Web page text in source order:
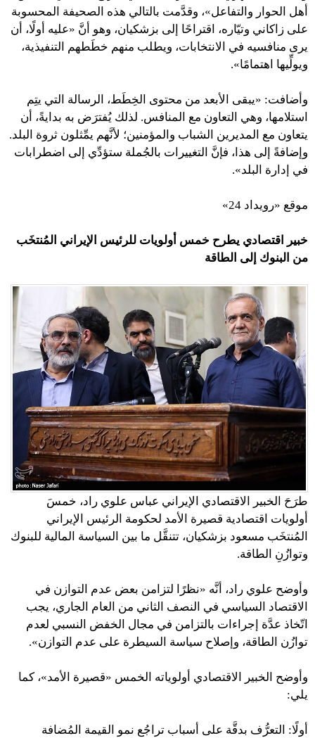
أهل الحوار والتفاعل»، وقدَّمت بالتالي هذه الصحيفة المحسوبة
على زاكاني وتيّاره، اقتراحًا إلى بزشكيان، وهو أنَّ «عليه أولًا، أن
يرى منافسيه في الانتخابات، ويطلب منهم خطَطهم التنفيذية،
ويولِّيها اهتمامًا».
وأضافت: «يبقى الأبعد من محتوى الخِطَط، الرسالة التي يتِم
استلامها، وهي التعاون مع المنافس. لذلك يُفترَض به بدايةً، أن
يتعاون مع المديرين الشباب والمؤمنين؛ لأنَّهم يمِّثلون ثروة البلد.
وإضافةً إلى هذا، فإنَّ التغييرات بالجُملة ستؤدِّي إلى اضطرابات
في إدارة البلد».
موقع «رويداد 24»
خبير اقتصادي يطرح خمس أولويات للرئيس الإيراني المُنتخَب
من البنوك إلى الطاقة
طرَحَ الخبير الاقتصادي الإيراني عباس علوي راد، خمسَ
أولويات اقتصادية قصيرة الأمد لحكومة الرئيس الإيراني
المُنتخَب مسعود بزشكيان، تتنقَّل ما بين السياسة المالية للبنوك
وتوازُنِ الطاقة.
وأوضح علوي راد، أنَّه «نظرًا لتزامن بعض عدم التوازن في
الاقتصاد السياسي في النصف الثاني من العام الجاري، يجب
اتّخاذ عدَّة إجراءات بالتزامن في مجال الخفض النسبي لعدم
توازُن الطاقة، وإصلاح سياسة السيطرة على عدم التوازن».
وأوضح الخبير الاقتصادي أولوياته الخمس «قصيرة الأمد»، كما
يلي:
أولًا: التعرُّف بدقَّة على أسباب تراجُع نمو القيمة المُضافة